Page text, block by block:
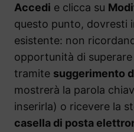
Accedi e clicca su
questo punto, dovresti
esistente: non
opportunità di
tramite suggerimento
mostrerà la parola
inserirla) o ricevere la
casella di posta